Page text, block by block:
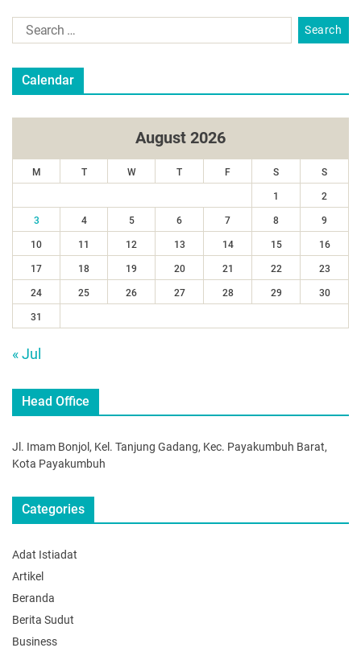
Calendar
August 2026
M T W T F S S
1 2
3 4 5 6 7 8 9
10 11 12 13 14 15 16
17 18 19 20 21 22 23
24 25 26 27 28 29 30
31
« Jul
Head Office
Jl. Imam Bonjol, Kel. Tanjung Gadang, Kec. Payakumbuh Barat,
Kota Payakumbuh
Categories
Adat Istiadat
Artikel
Beranda
Berita Sudut
Business